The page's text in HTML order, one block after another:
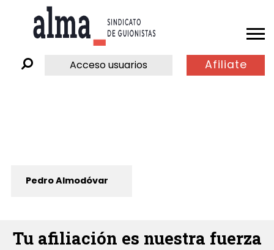
Acceso usuarios Afiliate
Pedro Almodóvar
Tu afiliación es nuestra fuerza